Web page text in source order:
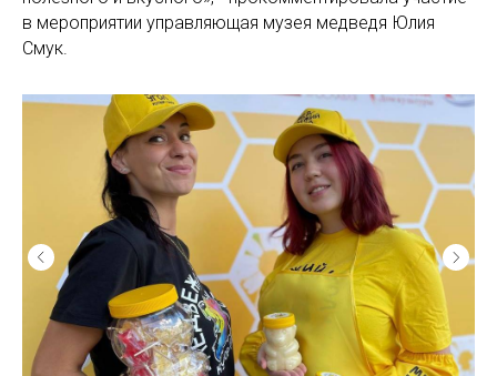
в мероприятии управляющая музея медведя Юлия
Смук.